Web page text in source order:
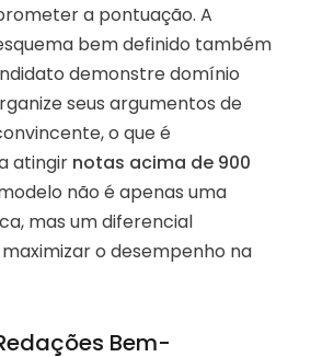
a pontuação. A
bem definido também
demonstre domínio
seus argumentos de
o que é
atingir notas acima de 900
não é apenas uma
mas um diferencial
o desempenho na
Bem-